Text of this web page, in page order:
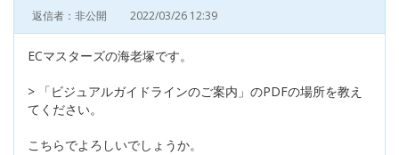
返信者：非公開 2022/03/26 12:39
ECマスターズの海老塚です。
> 「ビジュアルガイドラインのご案内」のPDFの場所を教え
てください。
こちらでよろしいでしょうか。